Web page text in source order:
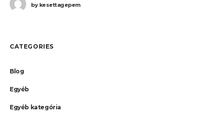
(BUD)
bykesettagepem
CATEGORIES
Blog
Egyéb
Egyéb kategória